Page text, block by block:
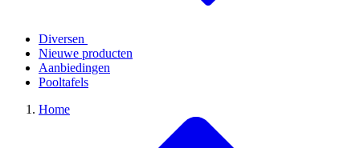
Diversen
Nieuwe producten
Aanbiedingen
Pooltafels
Home